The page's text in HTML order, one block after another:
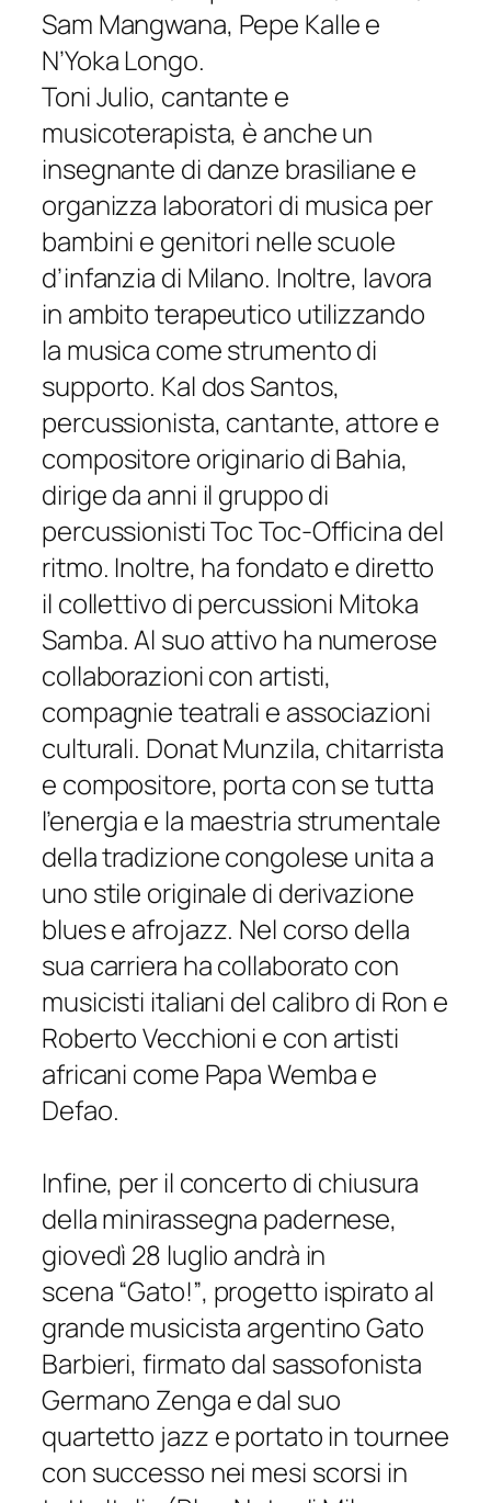
Sam Mangwana, Pepe Kalle e
N’Yoka Longo.
Toni Julio, cantante e
musicoterapista, è anche un
insegnante di danze brasiliane e
organizza laboratori di musica per
bambini e genitori nelle scuole
d’infanzia di Milano. Inoltre, lavora
in ambito terapeutico utilizzando
la musica come strumento di
supporto. Kal dos Santos,
percussionista, cantante, attore e
compositore originario di Bahia,
dirige da anni il gruppo di
percussionisti Toc Toc-Officina del
ritmo. Inoltre, ha fondato e diretto
il collettivo di percussioni Mitoka
Samba. Al suo attivo ha numerose
collaborazioni con artisti,
compagnie teatrali e associazioni
culturali. Donat Munzila, chitarrista
e compositore, porta con se tutta
l’energia e la maestria strumentale
della tradizione congolese unita a
uno stile originale di derivazione
blues e afrojazz. Nel corso della
sua carriera ha collaborato con
musicisti italiani del calibro di Ron e
Roberto Vecchioni e con artisti
africani come Papa Wemba e
Defao.
Infine, per il concerto di chiusura
della minirassegna padernese,
giovedì 28 luglio andrà in
scena “Gato!”, progetto ispirato al
grande musicista argentino Gato
Barbieri, firmato dal sassofonista
Germano Zenga e dal suo
quartetto jazz e portato in tournee
con successo nei mesi scorsi in